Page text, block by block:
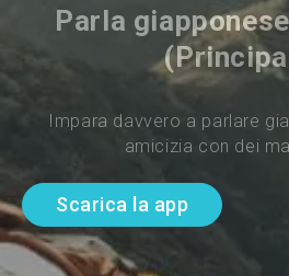
Parla
Impara davvero a parlare
amicizia con dei
Scarica la app